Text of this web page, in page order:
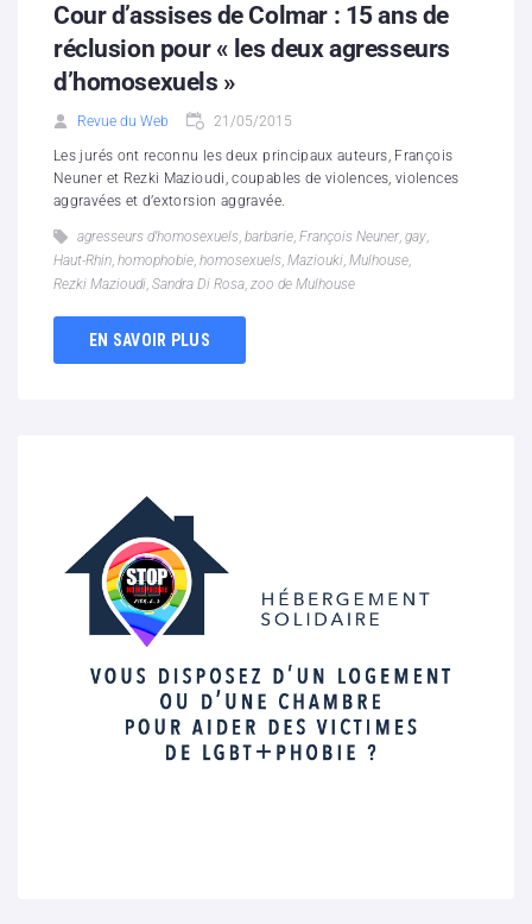
Cour d’assises de Colmar : 15 ans de
réclusion pour « les deux agresseurs
d’homosexuels »
Revue du Web 21/05/2015
Les jurés ont reconnu les deux principaux auteurs, François
Neuner et Rezki Mazioudi, coupables de violences, violences
aggravées et d’extorsion aggravée.
agresseurs d’homosexuels, barbarie, François Neuner, gay,
Haut-Rhin, homophobie, homosexuels, Maziouki, Mulhouse,
Rezki Mazioudi, Sandra Di Rosa, zoo de Mulhouse
EN SAVOIR PLUS